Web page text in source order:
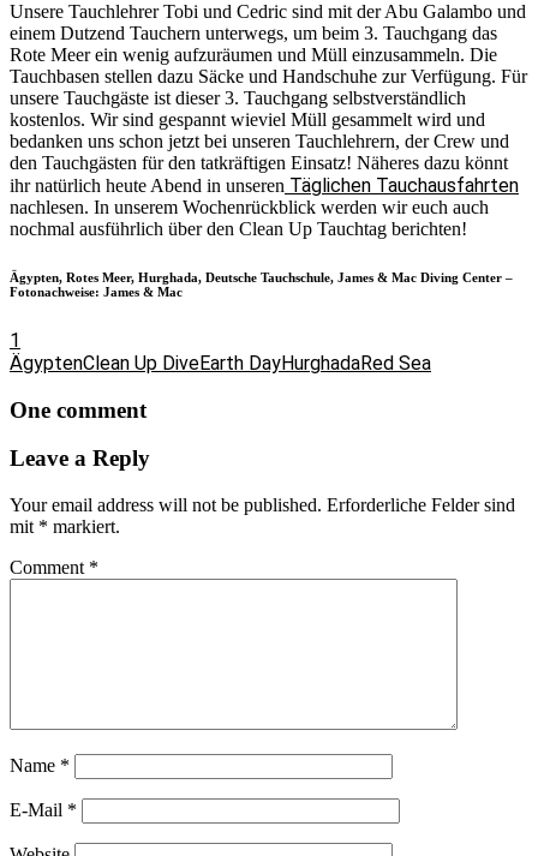
Unsere Tauchlehrer Tobi und Cedric sind mit der Abu Galambo und
einem Dutzend Tauchern unterwegs, um beim 3. Tauchgang das
Rote Meer ein wenig aufzuräumen und Müll einzusammeln. Die
Tauchbasen stellen dazu Säcke und Handschuhe zur Verfügung. Für
unsere Tauchgäste ist dieser 3. Tauchgang selbstverständlich
kostenlos. Wir sind gespannt wieviel Müll gesammelt wird und
bedanken uns schon jetzt bei unseren Tauchlehrern, der Crew und
den Tauchgästen für den tatkräftigen Einsatz! Näheres dazu könnt
ihr natürlich heute Abend in unseren Täglichen Tauchausfahrten
nachlesen. In unserem Wochenrückblick werden wir euch auch
nochmal ausführlich über den Clean Up Tauchtag berichten!
Ägypten, Rotes Meer, Hurghada, Deutsche Tauchschule, James & Mac Diving Center –
Fotonachweise: James & Mac
1
ÄgyptenClean Up DiveEarth DayHurghadaRed Sea
One comment
Leave a Reply
Your email address will not be published. Erforderliche Felder sind
mit * markiert.
Comment *
Name *
E-Mail *